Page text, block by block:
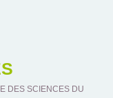
DES SCIENCES DU